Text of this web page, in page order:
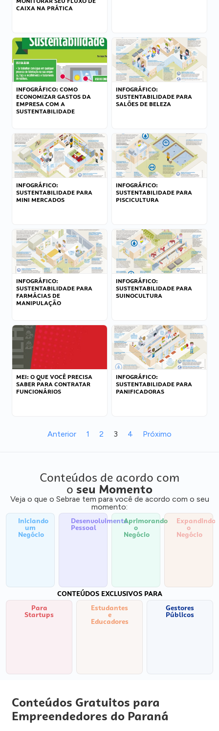
CAIXA NA PRÁTICA
INFOGRÁFICO: COMO
ECONOMIZAR GASTOS DA
EMPRESA COM A
SUSTENTABILIDADE
INFOGRÁFICO:
SUSTENTABILIDADE PARA
SALÕES DE BELEZA
INFOGRÁFICO:
SUSTENTABILIDADE PARA
MINI MERCADOS
INFOGRÁFICO:
SUSTENTABILIDADE PARA
PISCICULTURA
INFOGRÁFICO:
SUSTENTABILIDADE PARA
FARMÁCIAS DE
MANIPULAÇÃO
INFOGRÁFICO:
SUSTENTABILIDADE PARA
SUINOCULTURA
MEI: O QUE VOCÊ PRECISA
SABER PARA CONTRATAR
FUNCIONÁRIOS
INFOGRÁFICO:
SUSTENTABILIDADE PARA
PANIFICADORAS
Anterior 1 2 3 4 Próximo
Conteúdos de acordo com
o seu Momento
Veja o que o Sebrae tem para você de acordo com o seu
momento:
Iniciando
um
Negócio
Desenvolvimento
Pessoal
Aprimorando
o
Negócio
Expandindo
o
Negócio
CONTEÚDOS EXCLUSIVOS PARA
Para
Startups
Estudantes
e
Educadores
Gestores
Públicos
Conteúdos Gratuitos para
Empreendedores do Paraná